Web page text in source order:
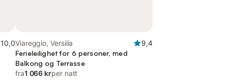
10,0Viareggio, Versilia
9,4
Ferieleilighet for 6 personer, med
Balkong og Terrasse
fra1 066 krper natt